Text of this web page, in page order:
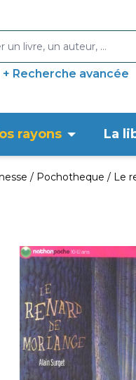
+ Recherche avancée
rayons La
Pochotheque Le